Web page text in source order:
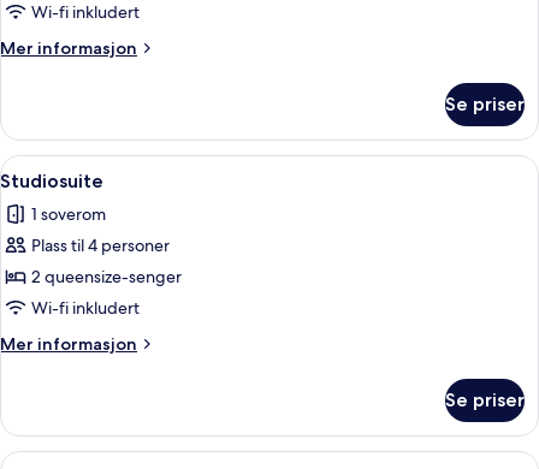
Wi-fi inkludert
Mer informasjon
Mer
Se priser
Åpne
alle
bildene
av
Studiosuite
Studiosuite | Allergitestet sengetøy,
5
Studiosuite
1 soverom
Plass til 4 personer
2 queensize-senger
Wi-fi inkludert
Mer informasjon
Mer
Se priser
Tremannsrom | Allergitestet